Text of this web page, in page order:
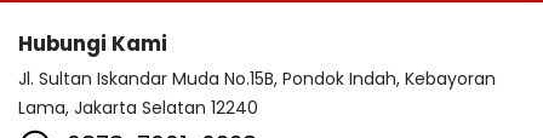
Hubungi Kami
Jl. Sultan Iskandar Muda No.15B, Pondok Indah, Kebayoran
Lama, Jakarta Selatan 12240